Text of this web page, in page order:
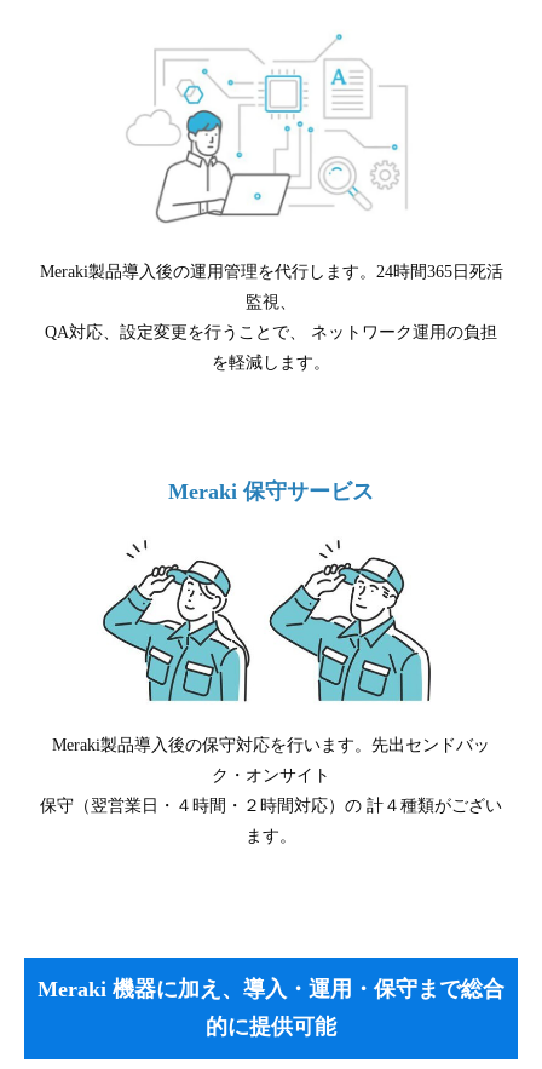
Meraki製品導入後の運用管理を代行します。24時間365日死活
監視、
QA対応、設定変更を行うことで、 ネットワーク運用の負担
を軽減します。
Meraki 保守サービス
Meraki製品導入後の保守対応を行います。先出センドバッ
ク・オンサイト
保守（翌営業日・４時間・２時間対応）の 計４種類がござい
ます。
Meraki 機器に加え、導入・運用・保守まで総合
的に提供可能